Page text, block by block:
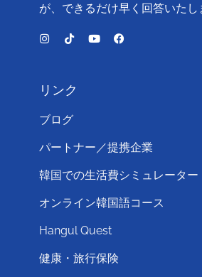
が、できるだけ早く回答いたし
リンク
ブログ
パートナー／提携企業
韓国での生活費シミュレーター
オンライン韓国語コース
Hangul Quest
健康・旅行保険